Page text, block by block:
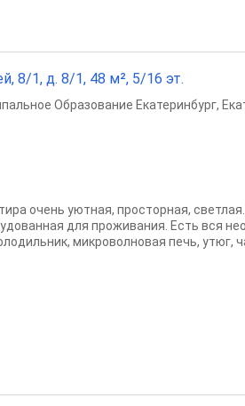
8/1, д. 8/1, 48 м², 5/16 эт.
Образование Екатеринбург,
очень уютная, просторная,
для проживания. Есть вся
микроволновая печь, утюг,